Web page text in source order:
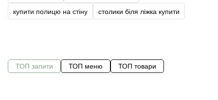
купити полицю на стіну столики біля ліжка купити
ТОП запити ТОП меню ТОП товари